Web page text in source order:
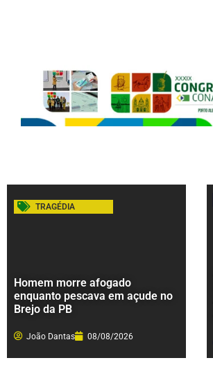
TRAGÉDIA
Homem morre afogado
enquanto pescava em açude no
Brejo da PB
João Dantas 08/08/2026